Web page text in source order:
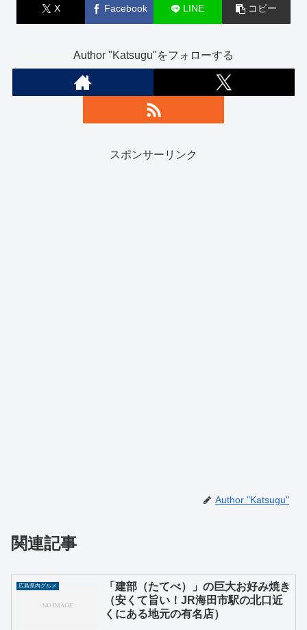
X Facebook LINE コピー
Author "Katsugu"をフォローする
スポンサーリンク
Author "Katsugu"
関連記事
広島県内グルメ
「建部（たてべ）」の巨大お好み焼き
（安くて旨い！JR海田市駅の北口近
くにある地元の有名店）